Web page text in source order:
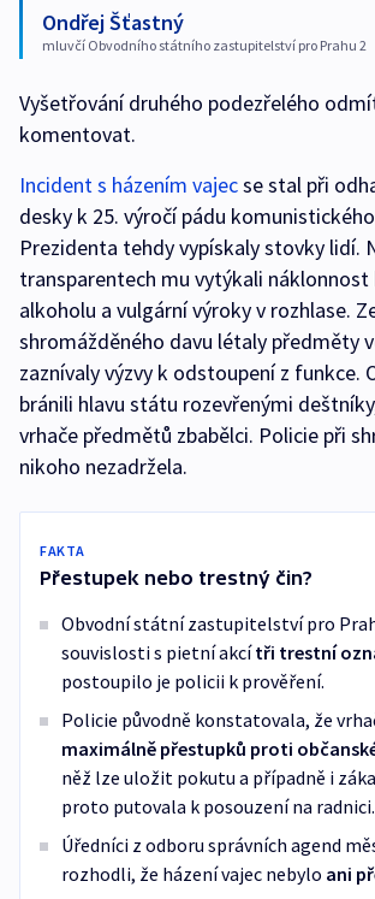
Ondřej Šťastný
mluvčí Obvodního státního zastupitelství pro Prahu 2
Vyšetřování druhého podezřelého
komentovat.
Incident s házením vajecse stal při
desky k 25. výročí pádu
Prezidenta tehdy vypískaly stovky lidí.
transparentech mu vytýkali náklonnost
alkoholu a vulgární výroky v rozhlase.
shromážděného davu létaly předměty
zaznívaly výzvy k odstoupení z funkce.
bránili hlavu státu rozevřenými
vrhače předmětů zbabělci. Policie při
nikoho nezadržela.
FAKTA
Přestupek nebo trestný čin?
Obvodní státní zastupitelství pro
souvislosti s pietní akcítři trestní
postoupilo je policii k prověření.
Policie původně konstatovala, že
maximálně přestupků proti
něž lze uložit pokutu a případně i
proto putovala k posouzení na radnici.
Úředníci z odboru správních agend
rozhodli, že házení vajec nebylo ani